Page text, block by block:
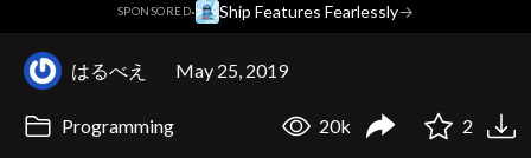
SPONSORED· Ship Features Fearlessly→
はるべえ May 25, 2019
Programming 20k 2